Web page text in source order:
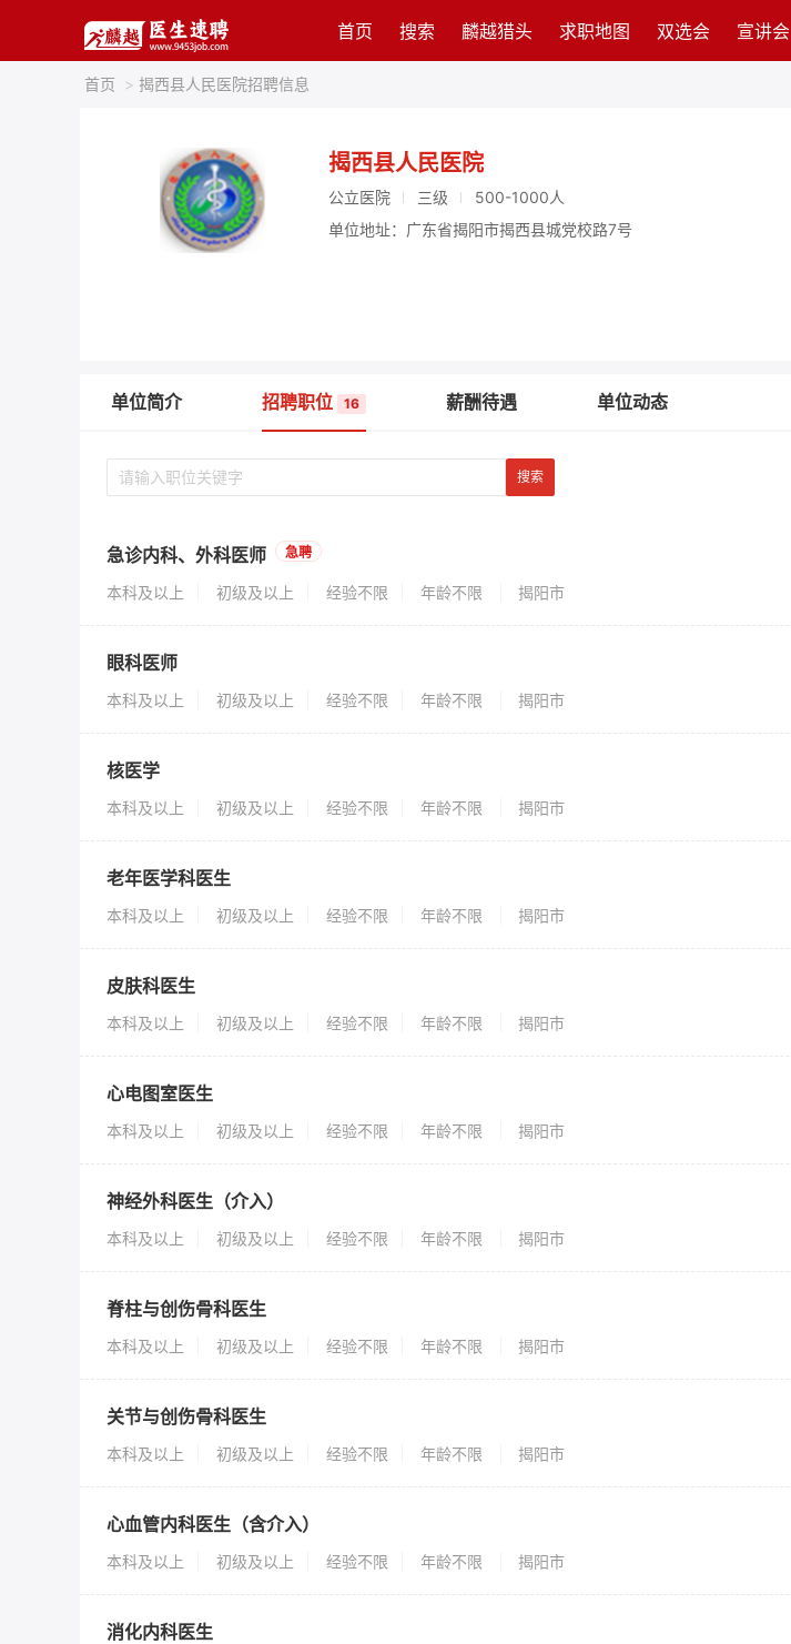
首页 搜索 麟越猎头 求职地图 双选会 宣讲会
首页 > 揭西县人民医院招聘信息
揭西县人民医院
公立医院 三级
500-1000人
单位地址：广东省揭阳市揭西县城党校路7号
单位简介 招聘职位 16 薪酬待遇 单位动态
急诊内科、外科医师 急聘
本科及以上 初级及以上 经验不限 年龄不限 揭阳市
眼科医师
本科及以上 初级及以上 经验不限 年龄不限 揭阳市
核医学
本科及以上 初级及以上 经验不限 年龄不限 揭阳市
老年医学科医生
本科及以上 初级及以上 经验不限 年龄不限 揭阳市
皮肤科医生
本科及以上 初级及以上 经验不限 年龄不限 揭阳市
心电图室医生
本科及以上 初级及以上 经验不限 年龄不限 揭阳市
神经外科医生（介入）
本科及以上 初级及以上 经验不限 年龄不限 揭阳市
脊柱与创伤骨科医生
本科及以上 初级及以上 经验不限 年龄不限 揭阳市
关节与创伤骨科医生
本科及以上 初级及以上 经验不限 年龄不限 揭阳市
心血管内科医生（含介入）
本科及以上 初级及以上 经验不限 年龄不限 揭阳市
消化内科医生